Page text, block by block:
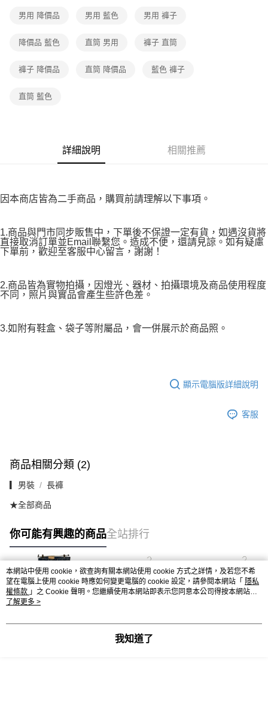
【注意事項】
１．透過由恩沛科技股份有限公司提供之「AFTEE先享後付」服務完成之交
權轉讓予恩沛科技股份有限公司。
https://aftee.tw/terms/#terms3
３．未成年的使用者請事先徵得法定代理人或監護人之同意方可使用
任。
恩沛科技股份有限公司將有權停止該用戶之使用額度並採取法律行動。
男用 降價品 男用 藍色 男用 褲子
降價品 藍色 直筒 男用 褲子 直筒
褲子 降價品 直筒 降價品 藍色 褲子
直筒 藍色
詳細說明 相關推薦
因本商店皆為二手商品，購買前請理解以下事項。
1.商品與門市同步販售中，下單後不保證一定有貨，如遇沒貨將
直接取消訂單並Email聯繫您。造成不便，還請見諒。如有疑慮
下單前，歡迎至客服中心留言，謝謝！
2.商品皆為實物拍攝，因燈光、器材、拍攝環境及商品使用程度
不同，照片與實品會產生些許色差。
3.如附有鞋盒、袋子等附屬品，會一併展示於商品照。
顯示電腦版詳細說明
客服
商品相關分類 (2)
▎男裝 長褲
★全部商品
你可能有興趣的商品全站排行
本網站中使用 cookie，欲查詢有關本網站使用 cookie 方式之詳情，及若您不希
望在電腦上使用 cookie 時應如何變更電腦的 cookie 設定，請參閱本網站「 隱私
權條款 」之 Cookie 聲明。您繼續使用本網站即表示您同意本公司得按本網站使
用條款之 Cookie 聲明使用 cookie。
了解更多 >
我知道了